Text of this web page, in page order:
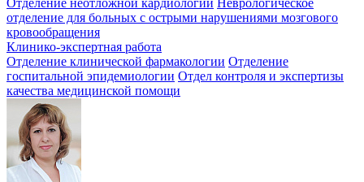
отделение для больных с острыми нарушениями мозгового
кровообращения
Клинико-экспертная работа
Отделение клинической фармакологии Отделение
госпитальной эпидемиологии Отдел контроля и экспертизы
качества медицинской помощи